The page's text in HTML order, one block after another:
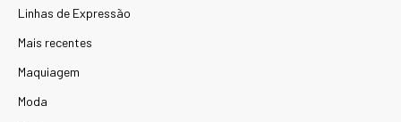
Linhas de Expressão
Mais recentes
Maquiagem
Moda